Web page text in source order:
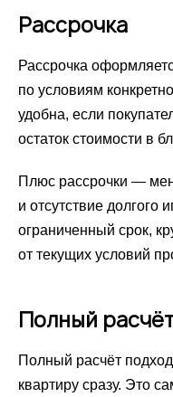
Рассрочка
Рассрочка
по условиям
удобна, если
остаток стоимости в
Плюс рассрочки —
и отсутствие
ограниченный срок,
от текущих условий
Полный
Полный расчёт
квартиру сразу. Это